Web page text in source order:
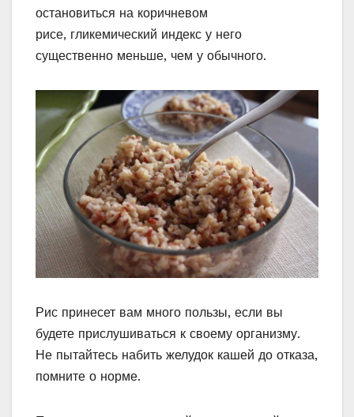
остановиться на коричневом
рисе, гликемический индекс у него
существенно меньше, чем у обычного.
Рис принесет вам много пользы, если вы
будете прислушиваться к своему организму.
Не пытайтесь набить желудок кашей до отказа,
помните о норме.